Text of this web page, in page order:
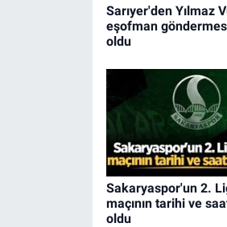
Sarıyer'den Yılmaz
eşofman
oldu
Sakaryaspor'un 2.
maçının tarihi ve
oldu